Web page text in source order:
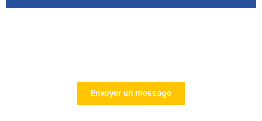
Envoyer un message